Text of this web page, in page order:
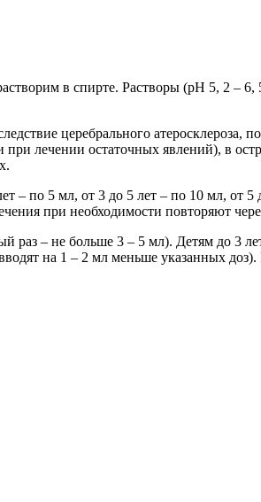
в спирте. Растворы (рН 5, 2 – 6,
церебрального атеросклероза,
лечении остаточных явлений), в
– по 5 мл, от 3 до 5 лет – по 10 мл, от 5
при необходимости повторяют
раз – не больше 3 – 5 мл). Детям до 3
на 1 – 2 мл меньше указанных доз).